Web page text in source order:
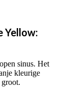
Yellow:
sinus. Het
kleurige